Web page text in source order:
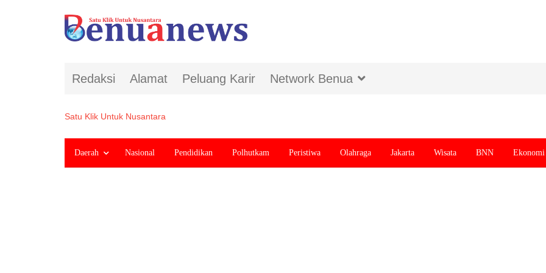
Redaksi Alamat Peluang Karir Network Benua
Satu Klik Untuk Nusantara
Daerah Nasional Pendidikan Polhutkam Peristiwa Olahraga Jakarta Wisata BNN Ekonomi